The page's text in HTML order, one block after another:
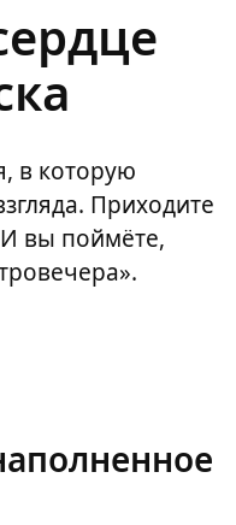
в которую
Приходите
вы поймёте,